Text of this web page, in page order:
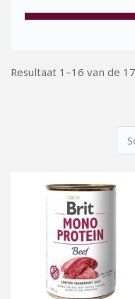
Resultaat 1–16 van de